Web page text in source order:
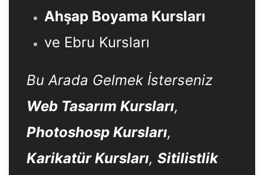
Ahşap Boyama Kursları
ve Ebru Kursları
Bu Arada Gelmek İsterseniz
Web Tasarım Kursları,
Photoshosp Kursları,
Karikatür Kursları, Sitilistlik